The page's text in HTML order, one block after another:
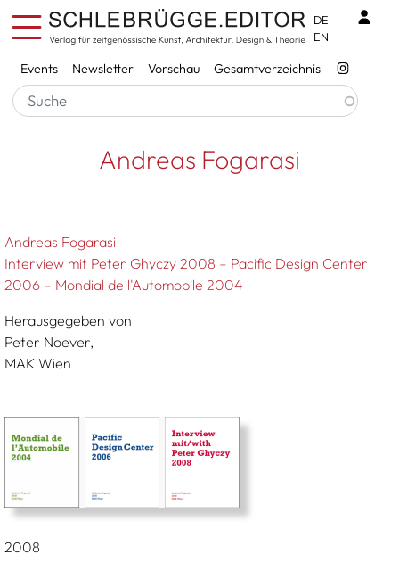
Direkt zum Inhalt
Services
Events Newsletter Vorschau Gesamtverzeichnis
DE
EN
Pfadnavigation
Startseite Andreas Fogarasi
Andreas Fogarasi
Andreas Fogarasi
Interview mit Peter Ghyczy 2008 – Pacific Design Center
2006 – Mondial de l'Automobile 2004
Herausgegeben von
Peter Noever,
MAK Wien
2008